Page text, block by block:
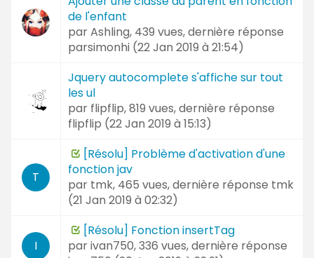
de l'enfant
parAshling, 439 vues, dernière réponse
parsimonhi (22 Jan 2019 à 21:54)
Jquery autocomplete s'affiche sur tout
les ul
par flipflip, 819 vues, dernière réponse
flipflip (22 Jan 2019 à 15:13)
T
[Résolu] Problème d'activation d'une
fonction jav
par tmk, 465 vues, dernière réponse tmk
(21 Jan 2019 à 02:32)
I
[Résolu] Fonction insertTag
parivan750, 336 vues, dernière réponse